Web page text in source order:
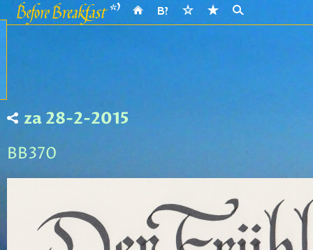
za 28-2-2015
BB370